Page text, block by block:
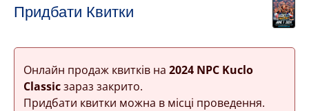
Придбати Квитки
Онлайн продаж квитків на 2024 NPC Kuclo
Classicзараз закрито.
Придбати квитки можна в місці проведення.